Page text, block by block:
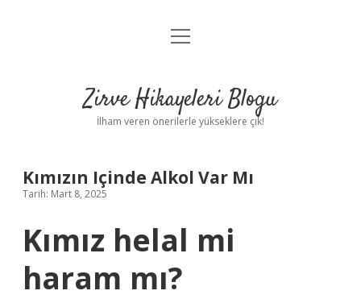
Anasayfa
Yasal Uyarı
menüyü
Zirve Hikayeleri Blogu
İlham veren önerilerle yükseklere çık!
Kımızın Içinde Alkol Var Mı
Tarih: Mart 8, 2025
Kımız helal mi
haram mı?